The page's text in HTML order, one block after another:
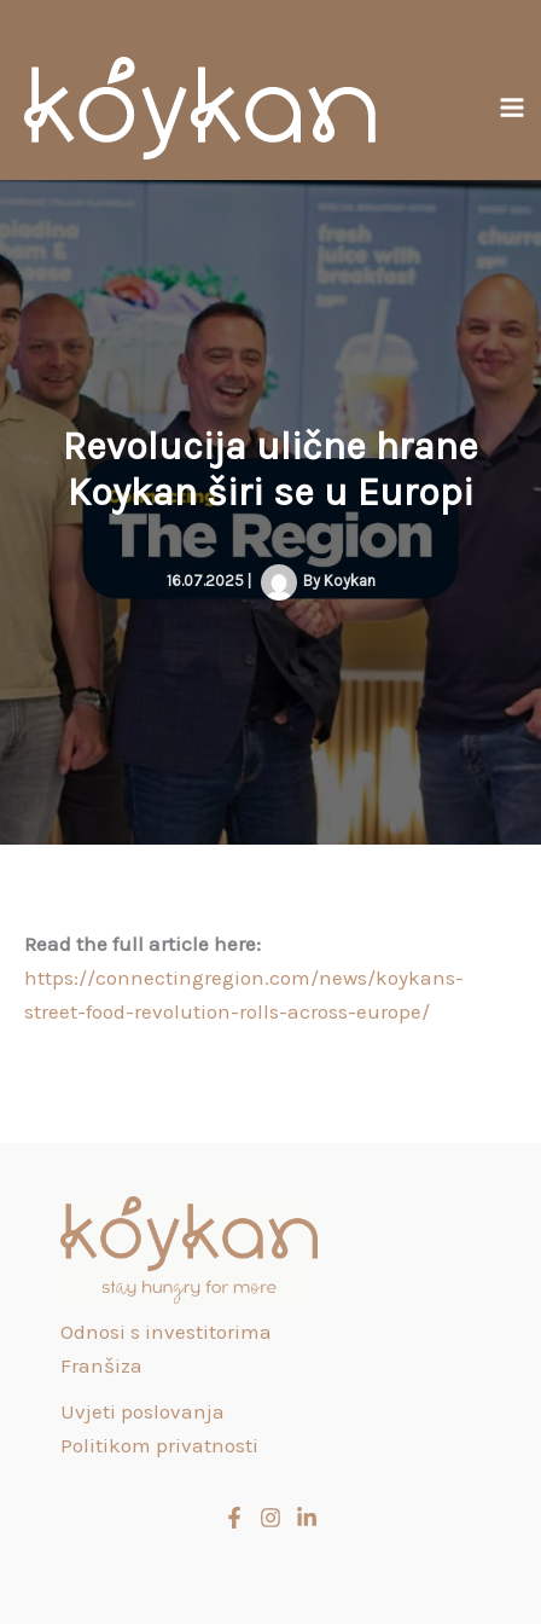
sadržaja
Revolucija ulične hrane
Koykan širi se u Europi
16.07.2025 By Koykan
Read the full article here:
https://connectingregion.com/news/koykans-
street-food-revolution-rolls-across-europe/
Odnosi s investitorima
Franšiza
Uvjeti poslovanja
Politikom privatnosti